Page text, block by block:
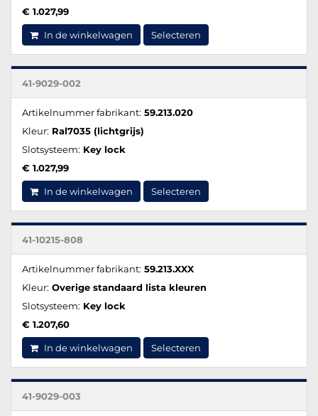
€ 1.027,99
In de winkelwagen Selecteren
41-9029-002
Artikelnummer fabrikant: 59.213.020
Kleur: Ral7035 (lichtgrijs)
Slotsysteem: Key lock
€ 1.027,99
In de winkelwagen Selecteren
41-10215-808
Artikelnummer fabrikant: 59.213.XXX
Kleur: Overige standaard lista kleuren
Slotsysteem: Key lock
€ 1.207,60
In de winkelwagen Selecteren
41-9029-003